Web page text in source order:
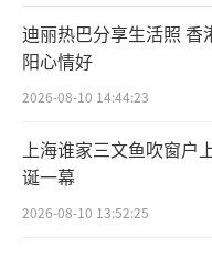
迪丽热巴分享生活照 香
阳心情好
2026-08-10 14:44:23
上海谁家三文鱼吹窗户
诞一幕
2026-08-10 13:52:25